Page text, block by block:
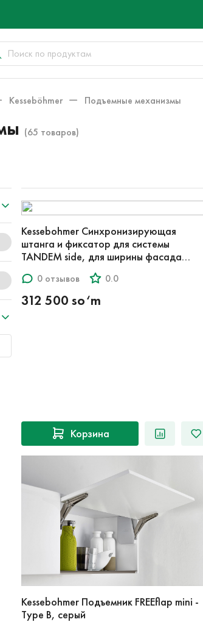
Kesseböhmer Подъемные механизмы
(65 товаров)
Kessebohmer Синхронизирующая
штанга и фиксатор для системы
TANDEM side, для ширины фасада
0 отзывов 0.0
312 500 so‘m
Корзина
Kessebohmer Подъемник FREEflap mini -
Type B, серый